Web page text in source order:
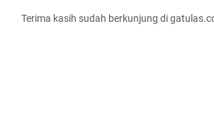
Terima kasih sudah berkunjung di